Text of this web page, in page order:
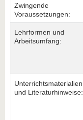
Zwingende
Voraussetzungen:
Lehrformen und
Arbeitsumfang:
Unterrichtsmaterialien
und Literaturhinweise: